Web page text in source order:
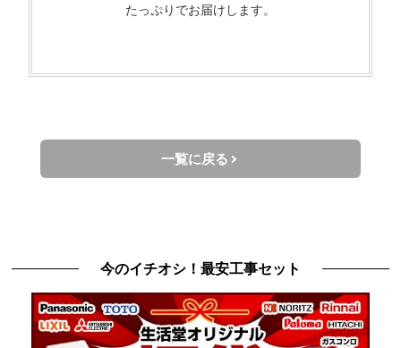
たっぷりでお届けします。
一覧に戻る
今のイチオシ！最安工事セット